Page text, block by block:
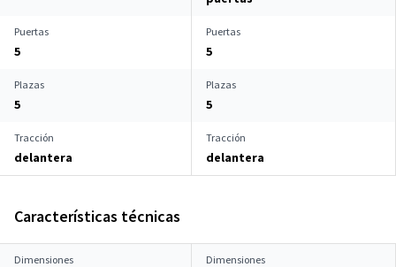
Puertas
5
Puertas
5
Plazas
5
Plazas
5
Tracción
delantera
Tracción
delantera
Características técnicas
Dimensiones Dimensiones